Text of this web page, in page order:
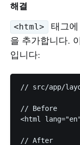
해결
<html> 태그에
을 추가합니다.
입니다:
// src/app/
// Before
<html
// After